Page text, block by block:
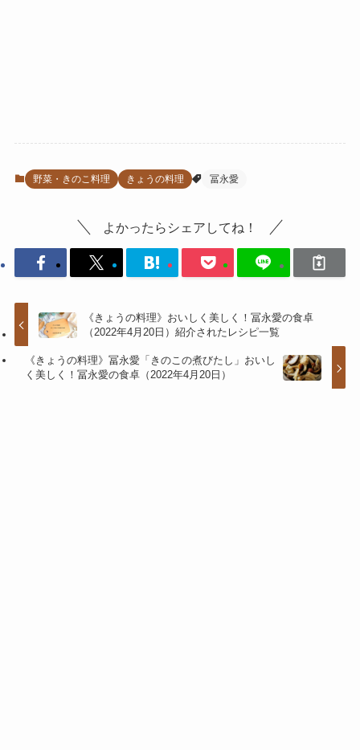
野菜・きのこ料理 きょうの料理 冨永愛
よかったらシェアしてね！
《きょうの料理》おいしく美しく！冨永愛の食卓
（2022年4月20日）紹介されたレシピ一覧
《きょうの料理》冨永愛「きのこの煮びたし」おいし
く美しく！冨永愛の食卓（2022年4月20日）